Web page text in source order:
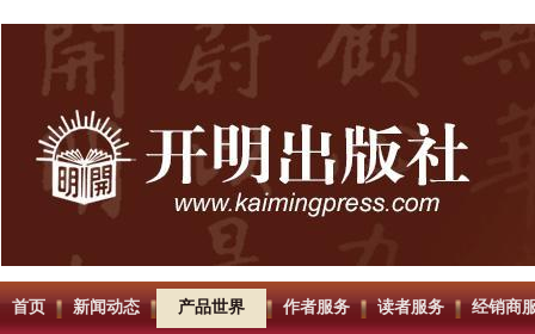
首页 新闻动态 产品世界 作者服务 读者服务 经销商